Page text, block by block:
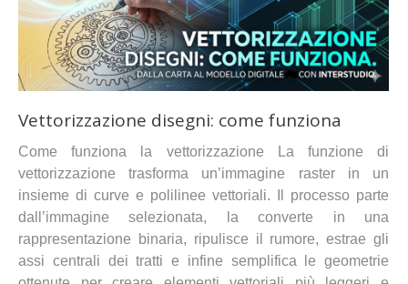
Vettorizzazione disegni: come funziona
Come funziona la vettorizzazione La funzione di
vettorizzazione trasforma un’immagine raster in un
insieme di curve e polilinee vettoriali. Il processo parte
dall’immagine selezionata, la converte in una
rappresentazione binaria, ripulisce il rumore, estrae gli
assi centrali dei tratti e infine semplifica le geometrie